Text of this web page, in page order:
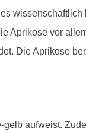
Aprikose vor
Die Aprikose
aufweist.